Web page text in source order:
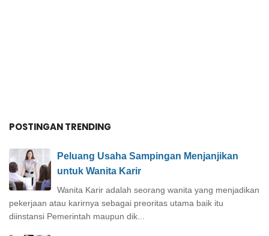
POSTINGAN TRENDING
Peluang Usaha Sampingan Menjanjikan
untuk Wanita Karir
Wanita Karir adalah seorang wanita yang menjadikan
pekerjaan atau karirnya sebagai preoritas utama baik itu
diinstansi Pemerintah maupun dik...